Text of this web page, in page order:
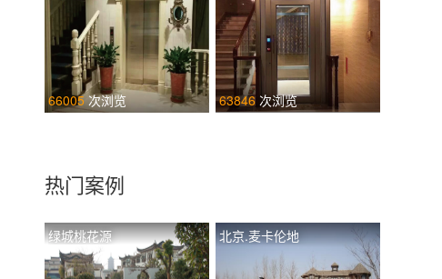
66005 次浏览 63846 次浏览
热门案例
绿城桃花源 北京.麦卡伦地